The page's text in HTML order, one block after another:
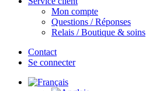
Mon compte
Questions / Réponses
Relais / Boutique & soins
Contact
Se connecter